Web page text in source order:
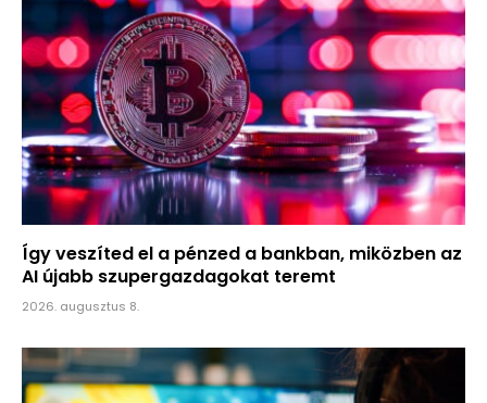
Így veszíted el a pénzed a bankban, miközben az
AI újabb szupergazdagokat teremt
2026. augusztus 8.